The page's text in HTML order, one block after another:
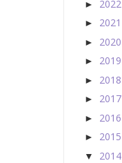
► 2022
► 2021
► 2020
► 2019
► 2018
► 2017
► 2016
► 2015
▼ 2014